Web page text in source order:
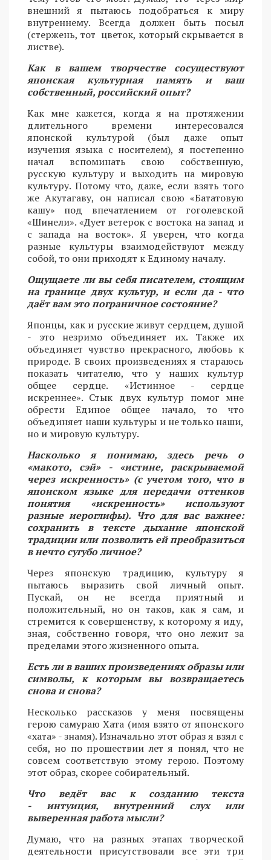
внешний я пытаюсь подобраться к миру
внутреннему. Всегда должен быть посыл
(стержень, тот цветок, который скрывается в
листве).
Как в вашем творчестве сосуществуют
японская культурная память и ваш
собственный, российский опыт?
Как мне кажется, когда я на протяжении
длительного времени интересовался
японской культурой (был даже опыт
изучения языка с носителем), я постепенно
начал вспоминать свою собственную,
русскую культуру и выходить на мировую
культуру. Потому что, даже, если взять того
же Акутагаву, он написал свою «Бататовую
кашу» под впечатлением от гоголевской
«Шинели». «Дует ветерок с востока на запад и
с запада на восток». Я уверен, что когда
разные культуры взаимодействуют между
собой, то они приходят к Единому началу.
Ощущаете ли вы себя писателем, стоящим
на границе двух культур, и если да - что
даёт вам это пограничное состояние?
Японцы, как и русские живут сердцем, душой
- это незримо объединяет их. Также их
объединяет чувство прекрасного, любовь к
природе. В своих произведениях я стараюсь
показать читателю, что у наших культур
общее сердце. «Истинное - сердце
искреннее». Стык двух культур помог мне
обрести Единое общее начало, то что
объединяет наши культуры и не только наши,
но и мировую культуру.
Насколько я понимаю, здесь речь о
«макото, сэй» - «истине, раскрываемой
через искренность» (с учетом того, что в
японском языке для передачи оттенков
понятия «искренность» используют
разные иероглифы). Что для вас важнее:
сохранить в тексте дыхание японской
традиции или позволить ей преобразиться
в нечто сугубо личное?
Через японскую традицию, культуру я
пытаюсь выразить свой личный опыт.
Пускай, он не всегда приятный и
положительный, но он таков, как я сам, и
стремится к совершенству, к которому я иду,
зная, собственно говоря, что оно лежит за
пределами этого жизненного опыта.
Есть ли в ваших произведениях образы или
символы, к которым вы возвращаетесь
снова и снова?
Несколько рассказов у меня посвящены
герою самураю Хата (имя взято от японского
«хата» - знамя). Изначально этот образ я взял с
себя, но по прошествии лет я понял, что не
совсем соответствую этому герою. Поэтому
этот образ, скорее собирательный.
Что ведёт вас к созданию текста
- интуиция, внутренний слух или
выверенная работа мысли?
Думаю, что на разных этапах творческой
деятельности присутствовали все эти три